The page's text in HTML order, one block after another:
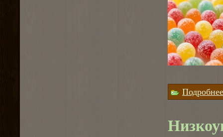
Подробнее